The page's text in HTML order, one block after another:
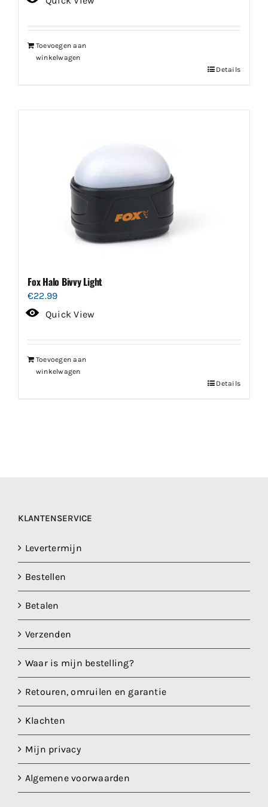
Toevoegen aan
winkelwagen
Details
Fox Halo Bivvy Light
€22.99
Quick View
Toevoegen aan
winkelwagen
Details
KLANTENSERVICE
Levertermijn
Bestellen
Betalen
Verzenden
Waar is mijn bestelling?
Retouren, omruilen en garantie
Klachten
Mijn privacy
Algemene voorwaarden